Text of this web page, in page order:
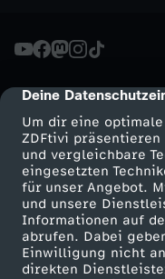
cmp-dialog-
Deine
Um dir eine optimale
ZDFtivi präsentieren
und vergleichbare
eingesetzten
für unser Angebot.
und unsere
Informationen auf
abrufen. Dabei
Einwilligung nicht
direkten
n
g
:
M
ä
n
Mehr ZDF
ZDF-Apps
Smart TV